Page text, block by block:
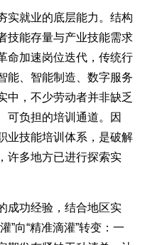
就业的底层能力。结构
技能存量与产业技能需求
命加速岗位迭代，传统行
能、智能制造、数字服务
中，不少劳动者并非缺乏
可负担的培训通道。因
业技能培训体系，是破解
许多地方已进行探索实
功经验，结合地区实
”向“精准滴灌”转变：一